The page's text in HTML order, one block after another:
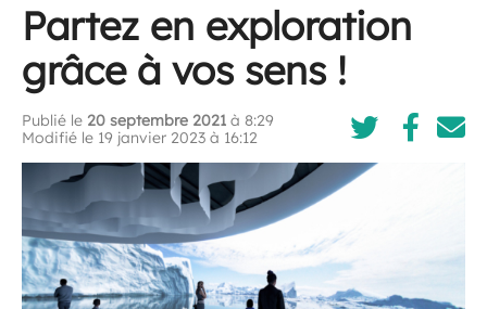
Partez en exploration
grâce à vos sens !
Publié le 20 septembre 2021 à 8:29
Modifié le 19 janvier 2023 à 16:12